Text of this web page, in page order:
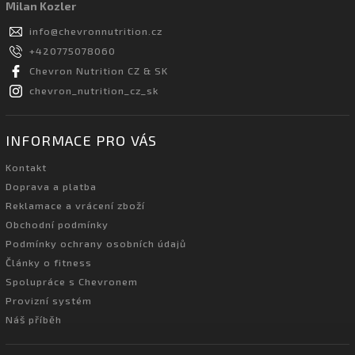
Milan Kozler
info@chevronnutrition.cz
+420775078060
Chevron Nutrition CZ & SK
chevron_nutrition_cz_sk
INFORMACE PRO VÁS
Kontakt
Doprava a platba
Reklamace a vrácení zboží
Obchodní podmínky
Podmínky ochrany osobních údajů
Články o fitness
Spolupráce s Chevronem
Provizní systém
Náš příběh